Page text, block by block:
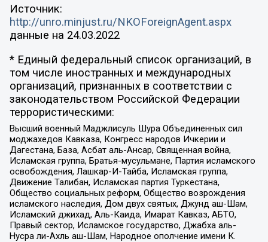
Источник:
http://unro.minjust.ru/NKOForeignAgent.aspx
данные на 24.03.2022
* Единый федеральный список организаций, в
том числе иностранных и международных
организаций, признанных в соответствии с
законодательством Российской Федерации
террористическими:
Высший военный Маджлисуль Шура Объединенных сил
моджахедов Кавказа, Конгресс народов Ичкерии и
Дагестана, База, Асбат аль-Ансар, Священная война,
Исламская группа, Братья-мусульмане, Партия исламского
освобождения, Лашкар-И-Тайба, Исламская группа,
Движение Талибан, Исламская партия Туркестана,
Общество социальных реформ, Общество возрождения
исламского наследия, Дом двух святых, Джунд аш-Шам,
Исламский джихад, Аль-Каида, Имарат Кавказ, АБТО,
Правый сектор, Исламское государство, Джабха аль-
Нусра ли-Ахль аш-Шам, Народное ополчение имени К.